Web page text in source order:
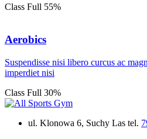
Class Full 55%
Aerobics
Suspendisse nisi libero curcus ac
imperdiet nisi
Class Full 30%
ul. Klonowa 6, Suchy Las tel.